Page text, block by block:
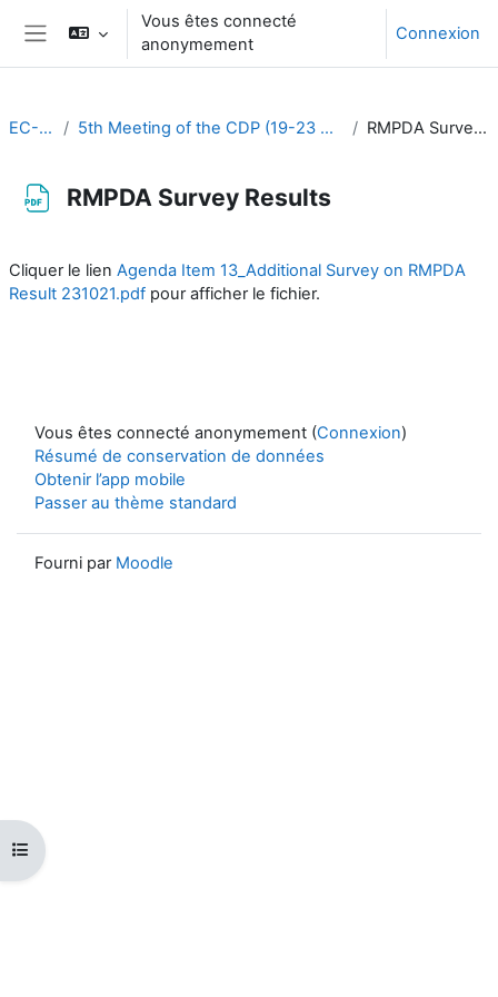
Passer au contenu principal
Panneau latéral
Vous êtes connecté
anonymement
Connexion
Ouvrir l’index du cours
EC-CDP 5th Meeting of the CDP (19-23 September 2022) RMPDA Survey Results
RMPDA Survey Results
Cliquer le lien Agenda Item 13_Additional Survey on RMPDA
Result 231021.pdf pour afficher le fichier.
Vous êtes connecté anonymement (Connexion)
Résumé de conservation de données
Obtenir l’app mobile
Passer au thème standard
Fourni par Moodle